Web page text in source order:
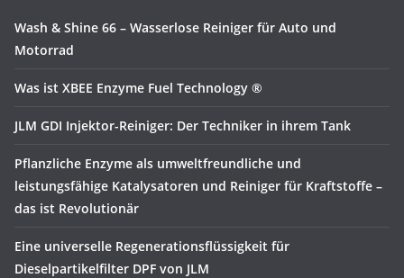
Wash & Shine 66 – Wasserlose Reiniger für Auto und
Motorrad
Was ist XBEE Enzyme Fuel Technology ®
JLM GDI Injektor-Reiniger: Der Techniker in ihrem Tank
Pflanzliche Enzyme als umweltfreundliche und
leistungsfähige Katalysatoren und Reiniger für Kraftstoffe –
das ist Revolutionär
Eine universelle Regenerationsflüssigkeit für
Dieselpartikelfilter DPF von JLM